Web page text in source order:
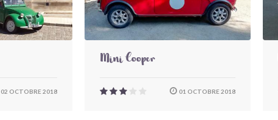
02 OCTOBRE 2018
Mini Cooper
01 OCTOBRE 2018